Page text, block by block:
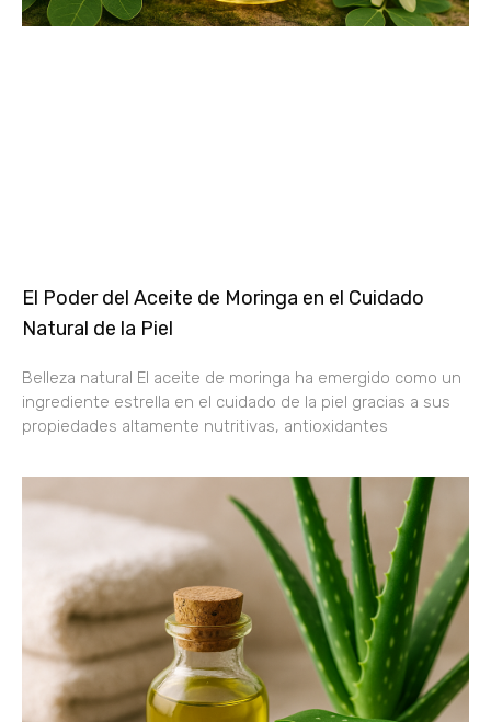
El Poder del Aceite de Moringa en el Cuidado
Natural de la Piel
Belleza natural El aceite de moringa ha emergido como un
ingrediente estrella en el cuidado de la piel gracias a sus
propiedades altamente nutritivas, antioxidantes